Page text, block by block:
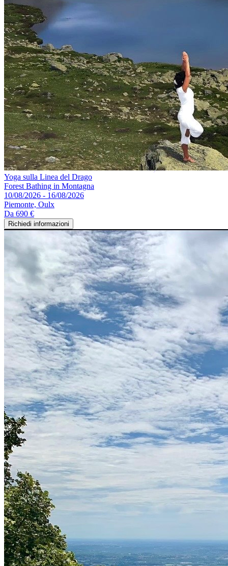
Yoga sulla Linea del Drago
Forest Bathing in Montagna
10/08/2026 - 16/08/2026
Piemonte, Oulx
Da 690 €
Richiedi informazioni